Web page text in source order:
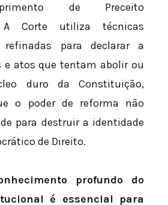
de Preceito
A Corte utiliza técnicas
refinadas para declarar a
e atos que tentam abolir ou
duro da Constituição,
o poder de reforma não
para destruir a identidade
de Direito.
profundo do
é essencial para